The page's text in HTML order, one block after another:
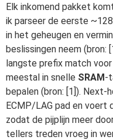
Elk inkomend pakket
ik parseer de eerste
in het geheugen en
beslissingen neem (bron:
langste prefix match
meestal in snelle SRAM-
bepalen (bron: [1]).
ECMP/LAG pad en voert
zodat de pijplijn meer
tellers treden vroeg in